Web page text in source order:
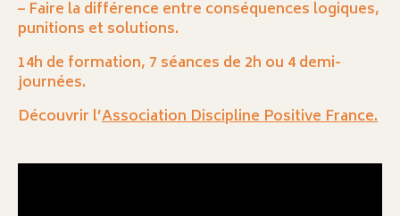
– Faire la différence entre conséquences logiques,
punitions et solutions.
14h de formation, 7 séances de 2h ou 4 demi-
journées.
Découvrir l’Association Discipline Positive France.